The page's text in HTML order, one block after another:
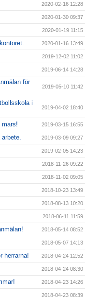
2020-02-16 12:28
2020-01-30 09:37
2020-01-19 11:15
2020-01-16 13:49
2019-12-02 11:02
2019-06-14 14:28
för
2019-05-10 11:42
i
2019-04-02 18:40
mars! 2019-03-15 16:55
2019-03-09 09:27
2019-02-05 14:23
2018-11-26 09:22
2018-11-02 09:05
2018-10-23 13:49
2018-08-13 10:20
2018-06-11 11:59
2018-05-14 08:52
2018-05-07 14:13
herrarna! 2018-04-24 12:52
2018-04-24 08:30
2018-04-23 14:26
2018-04-23 08:39